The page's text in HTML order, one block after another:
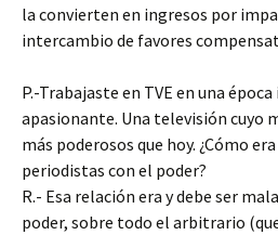
la convierten en ingresos por
intercambio de favores
P.-Trabajaste en TVE en una
apasionante. Una televisión cuyo
más poderosos que hoy. ¿Cómo
periodistas con el poder?
R.- Esa relación era y debe ser
poder, sobre todo el arbitrario